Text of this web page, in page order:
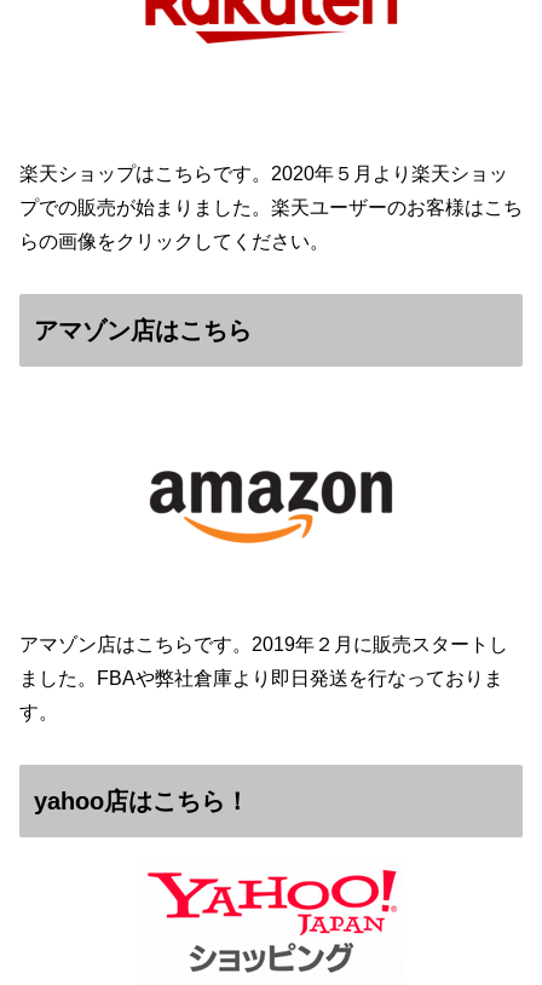
楽天ショップはこちらです。2020年５月より楽天ショッ
プでの販売が始まりました。楽天ユーザーのお客様はこち
らの画像をクリックしてください。
アマゾン店はこちら
アマゾン店はこちらです。2019年２月に販売スタートし
ました。FBAや弊社倉庫より即日発送を行なっておりま
す。
yahoo店はこちら！